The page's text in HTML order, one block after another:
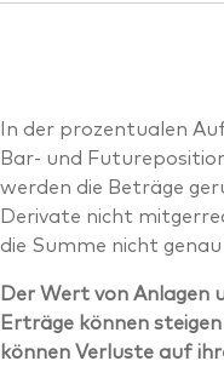
In der prozentualen
Bar- und
werden die Beträge
Derivate nicht
die Summe nicht
Der Wert von Anlagen
Erträge können
können Verluste auf